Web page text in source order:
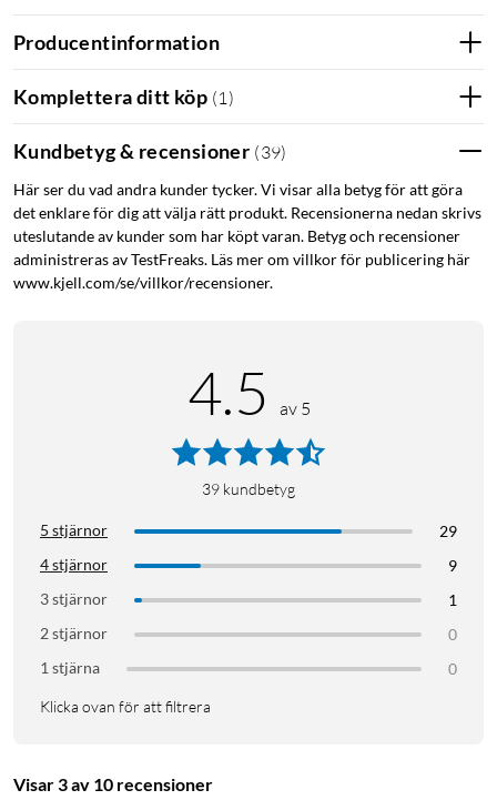
Producentinformation
Komplettera ditt köp (1 )
Kundbetyg & recensioner (39)
Här ser du vad andra kunder tycker. Vi visar alla betyg för att göra
det enklare för dig att välja rätt produkt. Recensionerna nedan skrivs
uteslutande av kunder som har köpt varan. Betyg och recensioner
administreras av TestFreaks. Läs mer om villkor för publicering här
www.kjell.com/se/villkor/recensioner.
4.5 av 5
39 kundbetyg
5 stjärnor
29
4 stjärnor
9
3 stjärnor
1
2 stjärnor
0
1 stjärna
0
Klicka ovan för att filtrera
Visar 3 av 10 recensioner